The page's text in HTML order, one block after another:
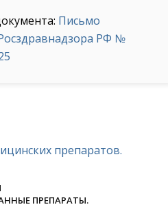
Письмо
РФ №
препаратов.
ПРЕПАРАТЫ.